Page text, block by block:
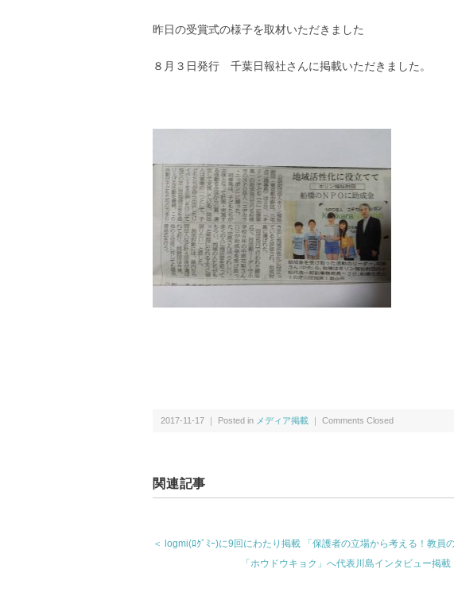
昨日の受賞式の様子を取材いただきました
８月３日発行 千葉日報社さんに掲載いただきました。
2017-11-17 ｜ Posted in メディア掲載 ｜ Comments Closed
関連記事
＜ logmi(ﾛｸﾞﾐｰ)に9回にわたり掲載 「保護者の立場から考える！教員
「ホウドウキョク」へ代表川島インタビュー掲